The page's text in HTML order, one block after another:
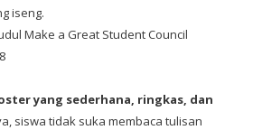
iseng.
yang sederhana, ringkas, dan
siswa tidak suka membaca tulisan